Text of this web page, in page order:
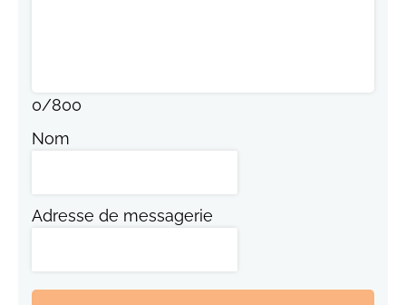
0/800
Nom
Adresse de messagerie